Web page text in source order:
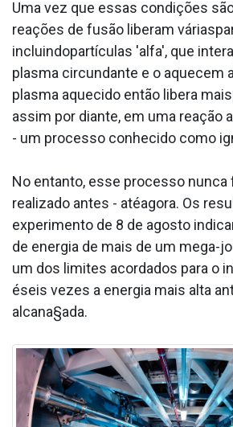
Uma vez que essas condições
reações de fusão liberam
incluindopartículas 'alfa', que
plasma circundante e o aquecem
plasma aquecido então libera
assim por diante, em uma reação
- um processo conhecido como
No entanto, esse processo
realizado antes - atéagora. Os
experimento de 8 de agosto
de energia de mais de um mega-
um dos limites acordados para o
éseis vezes a energia mais alta
alcana§ada.